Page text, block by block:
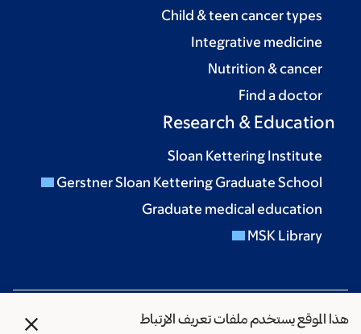
هذا الموقع يستخدم ملفات تعريف الارتباط X
Child & teen cancer types
Integrative medicine
Nutrition & cancer
Find a doctor
Research & Education
Sloan Kettering Institute
Gerstner Sloan Kettering Graduate School
Graduate medical education
MSK Library